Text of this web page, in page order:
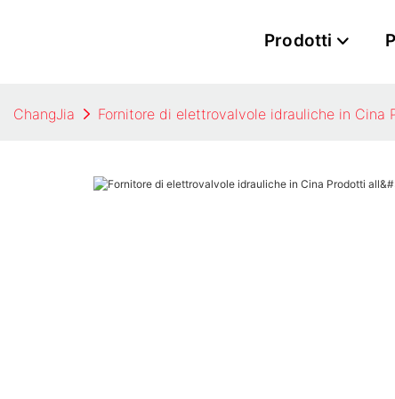
Prodotti
ChangJia Fornitore di elettrovalvole idrauliche in Cina